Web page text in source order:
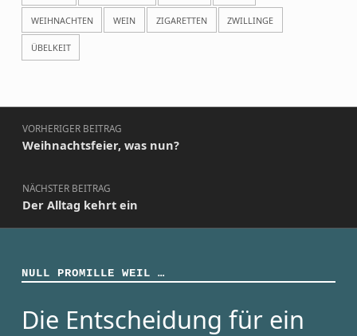
WEIHNACHTEN WEIN ZIGARETTEN ZWILLINGE
ÜBELKEIT
Beitragsnavigation
VORHERIGER BEITRAG
Weihnachtsfeier, was nun?
NÄCHSTER BEITRAG
Der Alltag kehrt ein
NULL PROMILLE WEIL …
Die Entscheidung für ein